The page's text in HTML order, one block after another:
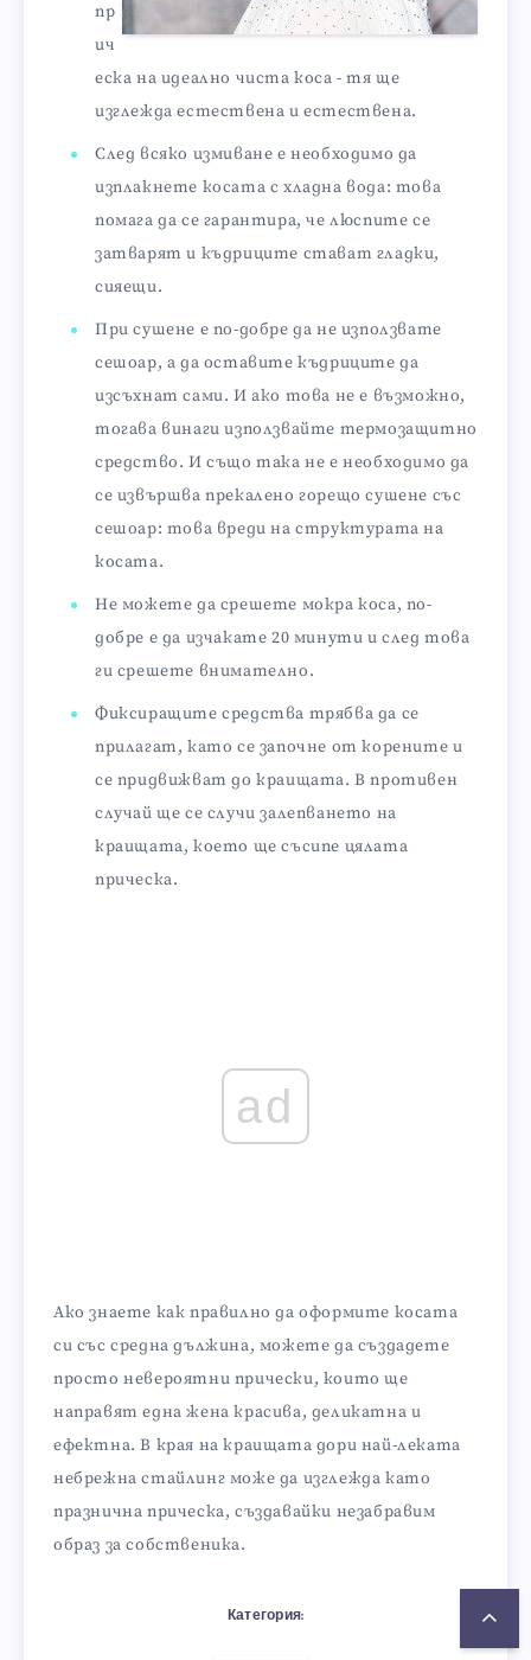
пр
ич
еска на идеално чиста коса - тя ще
изглежда естествена и естествена.
След всяко измиване е необходимо да
изплакнете косата с хладна вода: това
помага да се гарантира, че люспите се
затварят и къдриците стават гладки,
сияещи.
При сушене е по-добре да не използвате
сешоар, а да оставите къдриците да
изсъхнат сами. И ако това не е възможно,
тогава винаги използвайте термозащитно
средство. И също така не е необходимо да
се извършва прекалено горещо сушене със
сешоар: това вреди на структурата на
косата.
Не можете да срешете мокра коса, по-
добре е да изчакате 20 минути и след това
ги срешете внимателно.
Фиксиращите средства трябва да се
прилагат, като се започне от корените и
се придвижват до краищата. В противен
случай ще се случи залепването на
краищата, което ще съсипе цялата
прическа.
ad
Ако знаете как правилно да оформите косата
си със средна дължина, можете да създадете
просто невероятни прически, които ще
направят една жена красива, деликатна и
ефектна. В края на краищата дори най-леката
небрежна стайлинг може да изглежда като
празнична прическа, създавайки незабравим
образ за собственика.
Категория: